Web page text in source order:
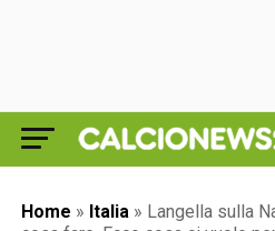
Home » Italia » Langella sulla